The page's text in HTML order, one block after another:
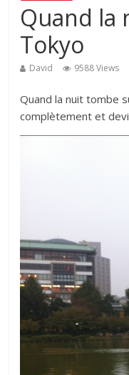
Quand la
Tokyo
David 9588 Views
Quand la nuit tombe
complètement et